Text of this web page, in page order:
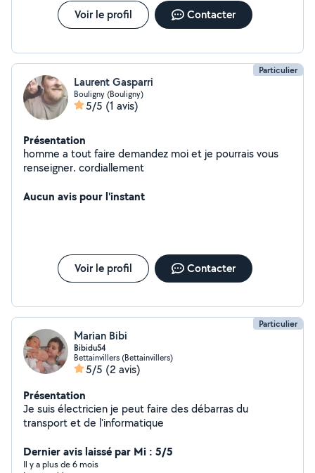
Voir le profil Contacter
Particulier
Laurent Gasparri
Bouligny (Bouligny)
5/5 (1 avis)
Présentation
homme a tout faire demandez moi et je pourrais vous
renseigner. cordiallement
Aucun avis pour l'instant
Voir le profil Contacter
Particulier
Marian Bibi
Bibidu54
Bettainvillers (Bettainvillers)
5/5 (2 avis)
Présentation
Je suis électricien je peut faire des débarras du
transport et de l'informatique
Dernier avis laissé par Mi : 5/5
Il y a plus de 6 mois